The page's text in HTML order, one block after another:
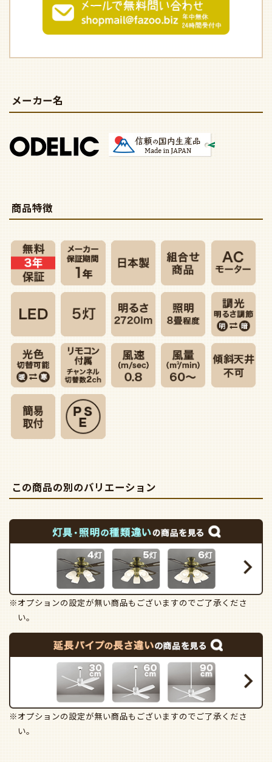
メーカー名
商品特徴
この商品の別のバリエーション
※オプションの設定が無い商品もございますのでご了承くださ
い。
※オプションの設定が無い商品もございますのでご了承くださ
い。